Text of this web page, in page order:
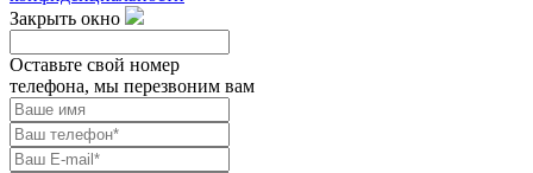
Закрыть окно
Оставьте свой номер
телефона, мы перезвоним вам